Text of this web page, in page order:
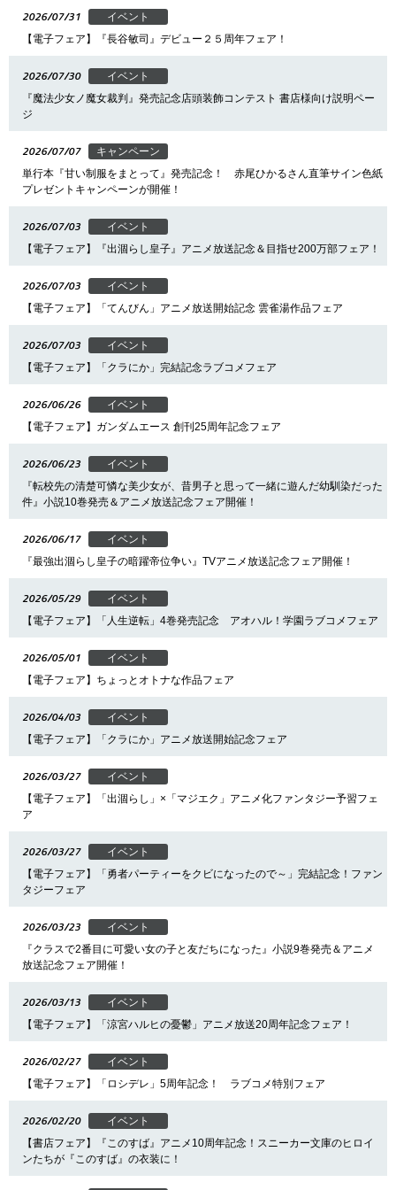
2026/07/31
イベント
【電子フェア】『長谷敏司』デビュー２５周年フェア！
2026/07/30
イベント
『魔法少女ノ魔女裁判』発売記念店頭装飾コンテスト 書店様向け説明ペー
ジ
2026/07/07
キャンペーン
単行本『甘い制服をまとって』発売記念！ 赤尾ひかるさん直筆サイン色紙
プレゼントキャンペーンが開催！
2026/07/03
イベント
【電子フェア】『出涸らし皇子』アニメ放送記念＆目指せ200万部フェア！
2026/07/03
イベント
【電子フェア】「てんびん」アニメ放送開始記念 雲雀湯作品フェア
2026/07/03
イベント
【電子フェア】「クラにか」完結記念ラブコメフェア
2026/06/26
イベント
【電子フェア】ガンダムエース 創刊25周年記念フェア
2026/06/23
イベント
『転校先の清楚可憐な美少女が、昔男子と思って一緒に遊んだ幼馴染だった
件』小説10巻発売＆アニメ放送記念フェア開催！
2026/06/17
イベント
『最強出涸らし皇子の暗躍帝位争い』TVアニメ放送記念フェア開催！
2026/05/29
イベント
【電子フェア】「人生逆転」4巻発売記念 アオハル！学園ラブコメフェア
2026/05/01
イベント
【電子フェア】ちょっとオトナな作品フェア
2026/04/03
イベント
【電子フェア】「クラにか」アニメ放送開始記念フェア
2026/03/27
イベント
【電子フェア】「出涸らし」×「マジエク」アニメ化ファンタジー予習フェ
ア
2026/03/27
イベント
【電子フェア】「勇者パーティーをクビになったので～」完結記念！ファン
タジーフェア
2026/03/23
イベント
『クラスで2番目に可愛い女の子と友だちになった』小説9巻発売＆アニメ
放送記念フェア開催！
2026/03/13
イベント
【電子フェア】「涼宮ハルヒの憂鬱」アニメ放送20周年記念フェア！
2026/02/27
イベント
【電子フェア】「ロシデレ」5周年記念！ ラブコメ特別フェア
2026/02/20
イベント
【書店フェア】『このすば』アニメ10周年記念！スニーカー文庫のヒロイ
ンたちが『このすば』の衣装に！